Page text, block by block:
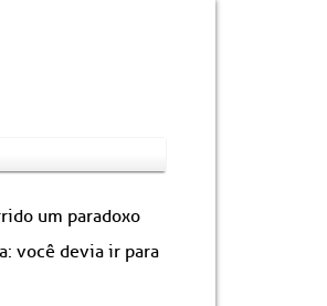
um paradoxo
você devia ir para